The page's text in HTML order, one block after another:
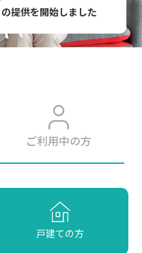
の提供を開始しました
ご利用中の方
戸建ての方